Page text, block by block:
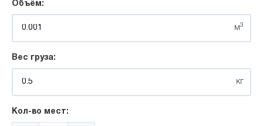
Объём:
м3
Вес груза:
кг
Кол-во мест: